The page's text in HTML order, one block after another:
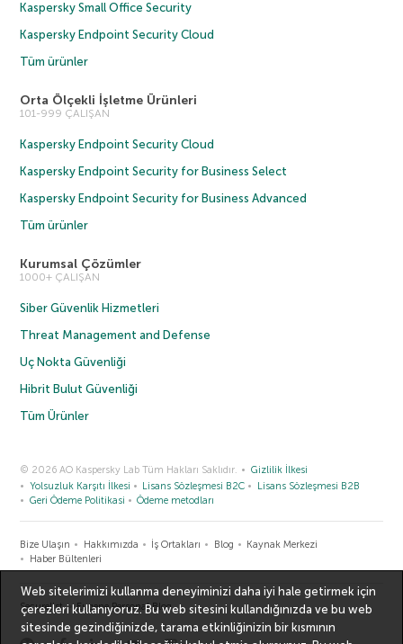
Kaspersky Small Office Security
Kaspersky Endpoint Security Cloud
Tüm ürünler
Orta Ölçekli İşletme Ürünleri
101-999 ÇALIŞAN
Kaspersky Endpoint Security Cloud
Kaspersky Endpoint Security for Business Select
Kaspersky Endpoint Security for Business Advanced
Tüm ürünler
Kurumsal Çözümler
1000+ ÇALIŞAN
Siber Güvenlik Hizmetleri
Threat Management and Defense
Uç Nokta Güvenliği
Hibrit Bulut Güvenliği
Tüm Ürünler
© 2026 AO Kaspersky Lab Tüm Hakları Saklıdır.
Gizlilik İlkesi
Yolsuzluk Karşıtı İlkesi
Lisans Sözleşmesi B2C
Lisans Sözleşmesi B2B
Geri Ödeme Politikasi
Ödeme metodları
Bize Ulaşın Hakkımızda İş Ortakları Blog
Kaynak Merkezi
Haber Bültenleri
Securelist Eugene Personal Blog
Web sitelerimizi kullanma deneyiminizi daha iyi hale getirmek için
çerezleri kullanıyoruz. Bu web sitesini kullandığınızda ve bu web
sitesinde gezindiğinizde, tarama etkinliğinizin bir kısmının